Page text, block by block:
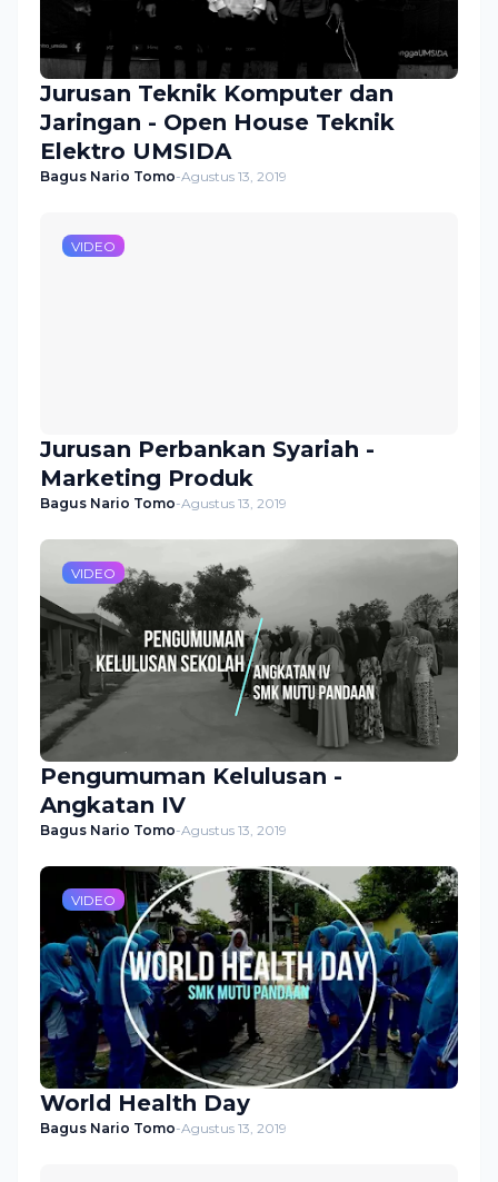
Jurusan Teknik Komputer dan
Jaringan - Open House Teknik
Elektro UMSIDA
Bagus Nario Tomo-Agustus 13, 2019
VIDEO
Jurusan Perbankan Syariah -
Marketing Produk
Bagus Nario Tomo-Agustus 13, 2019
VIDEO
Pengumuman Kelulusan -
Angkatan IV
Bagus Nario Tomo-Agustus 13, 2019
VIDEO
World Health Day
Bagus Nario Tomo-Agustus 13, 2019